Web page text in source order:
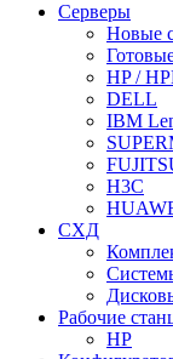
Серверы
Новые
HP /
DELL
IBM
H3C
СХД
Рабочие
HP